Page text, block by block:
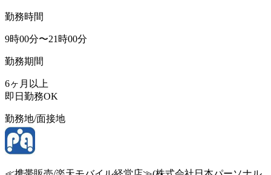
勤務時間
9時00分〜21時00分
勤務期間
6ヶ月以上
即日勤務OK
勤務地/面接地